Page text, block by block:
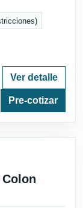
Ver detalle
Pre-cotizar